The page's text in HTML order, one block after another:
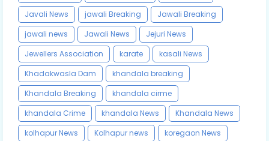
Javali News
jawali Breaking
Jawali Breaking
jawali news
Jawali News
Jejuri News
Jewellers Association
karate
kasali News
Khadakwasla Dam
khandala breaking
Khandala Breaking
khandala cirme
khandala Crime
khandala News
Khandala News
kolhapur News
Kolhapur news
koregaon News